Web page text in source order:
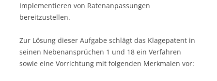
Implementieren von Ratenanpassungen
bereitzustellen.
Zur Lösung dieser Aufgabe schlägt das Klagepatent in
seinen Nebenansprüchen 1 und 18 ein Verfahren
sowie eine Vorrichtung mit folgenden Merkmalen vor: